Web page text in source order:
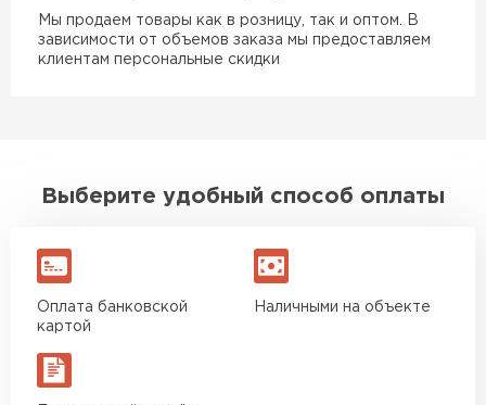
Мы продаем товары как в розницу, так и оптом. В
зависимости от объемов заказа мы предоставляем
клиентам персональные скидки
Выберите удобный способ оплаты
Оплата банковской
картой
Наличными на объекте